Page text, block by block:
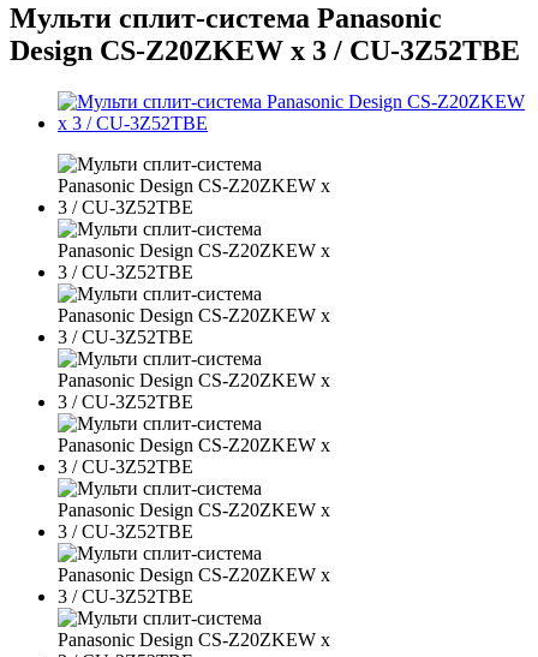
Мульти сплит-система Panasonic
Design CS-Z20ZKEW х 3 / CU-3Z52TBE